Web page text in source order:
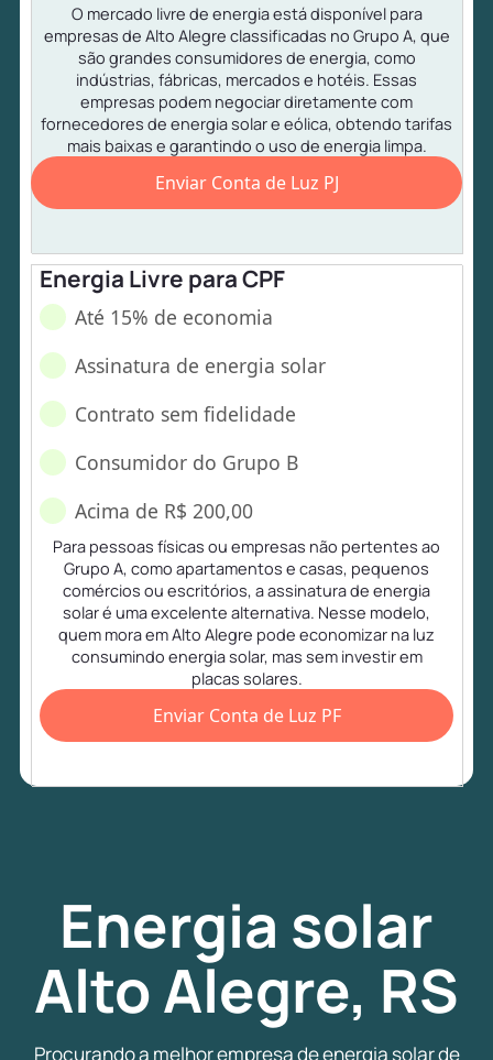
O mercado livre de energia está disponível para
empresas de Alto Alegre classificadas no Grupo A, que
são grandes consumidores de energia, como
indústrias, fábricas, mercados e hotéis. Essas
empresas podem negociar diretamente com
fornecedores de energia solar e eólica, obtendo tarifas
mais baixas e garantindo o uso de energia limpa.
Enviar Conta de Luz PJ
Energia Livre para CPF
Até 15% de economia
Assinatura de energia solar
Contrato sem fidelidade
Consumidor do Grupo B
Acima de R$ 200,00
Para pessoas físicas ou empresas não pertentes ao
Grupo A, como apartamentos e casas, pequenos
comércios ou escritórios, a assinatura de energia
solar é uma excelente alternativa. Nesse modelo,
quem mora em Alto Alegre pode economizar na luz
consumindo energia solar, mas sem investir em
placas solares.
Enviar Conta de Luz PF
Energia solar
Alto Alegre, RS
Procurando a melhor empresa de energia solar de